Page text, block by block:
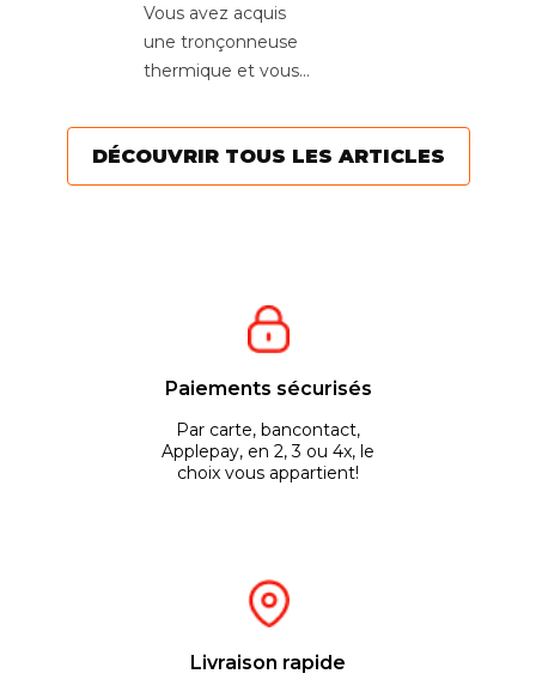
Vous avez acquis
une tronçonneuse
thermique et vous
mélange pour votre
moteur ? Voici quelques...
DÉCOUVRIR TOUS LES ARTICLES
Paiements sécurisés
Par carte, bancontact,
Applepay, en 2, 3 ou 4x, le
choix vous appartient!
Livraison rapide